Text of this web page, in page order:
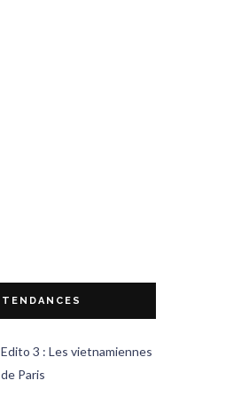
TENDANCES
Edito 3 : Les vietnamiennes
de Paris